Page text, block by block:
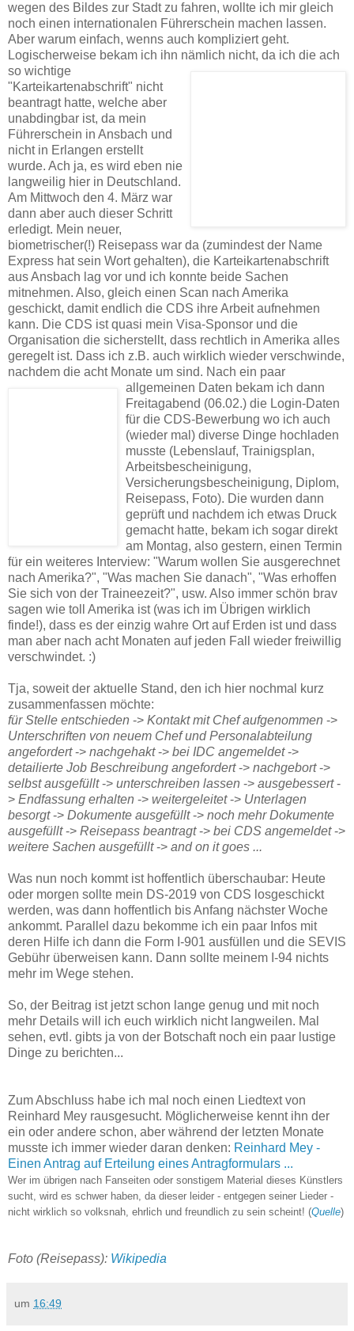
wegen des Bildes zur Stadt zu fahren, wollte ich mir gleich
noch einen internationalen Führerschein machen lassen.
Aber warum einfach, wenns auch kompliziert geht.
Logischerweise bekam ich ihn nämlich nicht, da ich die ach
so wichtige
"Karteikartenabschrift" nicht
beantragt hatte, welche aber
unabdingbar ist, da mein
Führerschein in Ansbach und
nicht in Erlangen erstellt
wurde. Ach ja, es wird eben nie
langweilig hier in Deutschland.
Am Mittwoch den 4. März war
dann aber auch dieser Schritt
erledigt. Mein neuer,
biometrischer(!) Reisepass war da (zumindest der Name
Express hat sein Wort gehalten), die Karteikartenabschrift
aus Ansbach lag vor und ich konnte beide Sachen
mitnehmen. Also, gleich einen Scan nach Amerika
geschickt, damit endlich die CDS ihre Arbeit aufnehmen
kann. Die CDS ist quasi mein Visa-Sponsor und die
Organisation die sicherstellt, dass rechtlich in Amerika alles
geregelt ist. Dass ich z.B. auch wirklich wieder verschwinde,
nachdem die acht Monate um sind. Nach ein paar
allgemeinen Daten bekam ich dann
Freitagabend (06.02.) die Login-Daten
für die CDS-Bewerbung wo ich auch
(wieder mal) diverse Dinge hochladen
musste (Lebenslauf, Trainigsplan,
Arbeitsbescheinigung,
Versicherungsbescheinigung, Diplom,
Reisepass, Foto). Die wurden dann
geprüft und nachdem ich etwas Druck
gemacht hatte, bekam ich sogar direkt
am Montag, also gestern, einen Termin
für ein weiteres Interview: "Warum wollen Sie ausgerechnet
nach Amerika?", "Was machen Sie danach", "Was erhoffen
Sie sich von der Traineezeit?", usw. Also immer schön brav
sagen wie toll Amerika ist (was ich im Übrigen wirklich
finde!), dass es der einzig wahre Ort auf Erden ist und dass
man aber nach acht Monaten auf jeden Fall wieder freiwillig
verschwindet. :)
Tja, soweit der aktuelle Stand, den ich hier nochmal kurz
zusammenfassen möchte:
für Stelle entschieden -> Kontakt mit Chef aufgenommen ->
Unterschriften von neuem Chef und Personalabteilung
angefordert-> nachgehakt-> bei IDC angemeldet->
detailierte Job Beschreibung angefordert-> nachgebort->
selbst ausgefüllt-> unterschreiben lassen -> ausgebessert-
> Endfassung erhalten -> weitergeleitet-> Unterlagen
besorgt-> Dokumente ausgefüllt-> noch mehr Dokumente
ausgefüllt-> Reisepass beantragt-> bei CDS angemeldet->
weitere Sachen ausgefüllt-> and on it goes ...
Was nun noch kommt ist hoffentlich überschaubar: Heute
oder morgen sollte mein DS-2019 von CDS losgeschickt
werden, was dann hoffentlich bis Anfang nächster Woche
ankommt. Parallel dazu bekomme ich ein paar Infos mit
deren Hilfe ich dann die Form I-901 ausfüllen und die SEVIS
Gebühr überweisen kann. Dann sollte meinem I-94 nichts
mehr im Wege stehen.
So, der Beitrag ist jetzt schon lange genug und mit noch
mehr Details will ich euch wirklich nicht langweilen. Mal
sehen, evtl. gibts ja von der Botschaft noch ein paar lustige
Dinge zu berichten...
Zum Abschluss habe ich mal noch einen Liedtext von
Reinhard Mey rausgesucht. Möglicherweise kennt ihn der
ein oder andere schon, aber während der letzten Monate
musste ich immer wieder daran denken: Reinhard Mey -
Einen Antrag auf Erteilung eines Antragformulars ...
Wer im übrigen nach Fanseiten oder sonstigem Material dieses Künstlers
sucht, wird es schwer haben, da dieser leider - entgegen seiner Lieder -
nicht wirklich so volksnah, ehrlich und freundlich zu sein scheint! (Quelle)
Foto (Reisepass): Wikipedia
um 16:49